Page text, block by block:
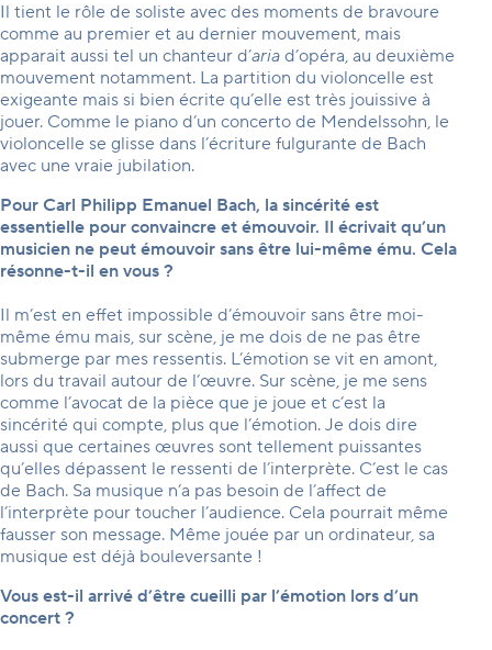
Il tient le rôle de soliste avec des moments de bravoure
comme au premier et au dernier mouvement, mais
apparait aussi tel un chanteur d’aria d’opéra, au deuxième
mouvement notamment. La partition du violoncelle est
exigeante mais si bien écrite qu’elle est très jouissive à
jouer. Comme le piano d’un concerto de Mendelssohn, le
violoncelle se glisse dans l’écriture fulgurante de Bach
avec une vraie jubilation.
Pour Carl Philipp Emanuel Bach, la sincérité est
essentielle pour convaincre et émouvoir. Il écrivait qu’un
musicien ne peut émouvoir sans être lui-même ému. Cela
résonne-t-il en vous ?
Il m’est en effet impossible d’émouvoir sans être moi-
même ému mais, sur scène, je me dois de ne pas être
submerge par mes ressentis. L’émotion se vit en amont,
lors du travail autour de l’œuvre. Sur scène, je me sens
comme l’avocat de la pièce que je joue et c’est la
sincérité qui compte, plus que l’émotion. Je dois dire
aussi que certaines œuvres sont tellement puissantes
qu’elles dépassent le ressenti de l’interprète. C’est le cas
de Bach. Sa musique n’a pas besoin de l’affect de
l’interprète pour toucher l’audience. Cela pourrait même
fausser son message. Même jouée par un ordinateur, sa
musique est déjà bouleversante !
Vous est-il arrivé d’être cueilli par l’émotion lors d’un
concert ?